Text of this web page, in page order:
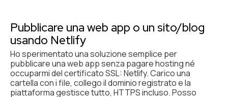
Pubblicare una web app o un sito/blog
usando Netlify
Ho sperimentato una soluzione semplice per
pubblicare una web app senza pagare hosting né
occuparmi del certificato SSL: Netlify. Carico una
cartella con i file, collego il dominio registrato e la
piattaforma gestisce tutto, HTTPS incluso. Posso